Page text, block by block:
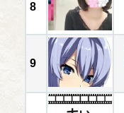
8
9